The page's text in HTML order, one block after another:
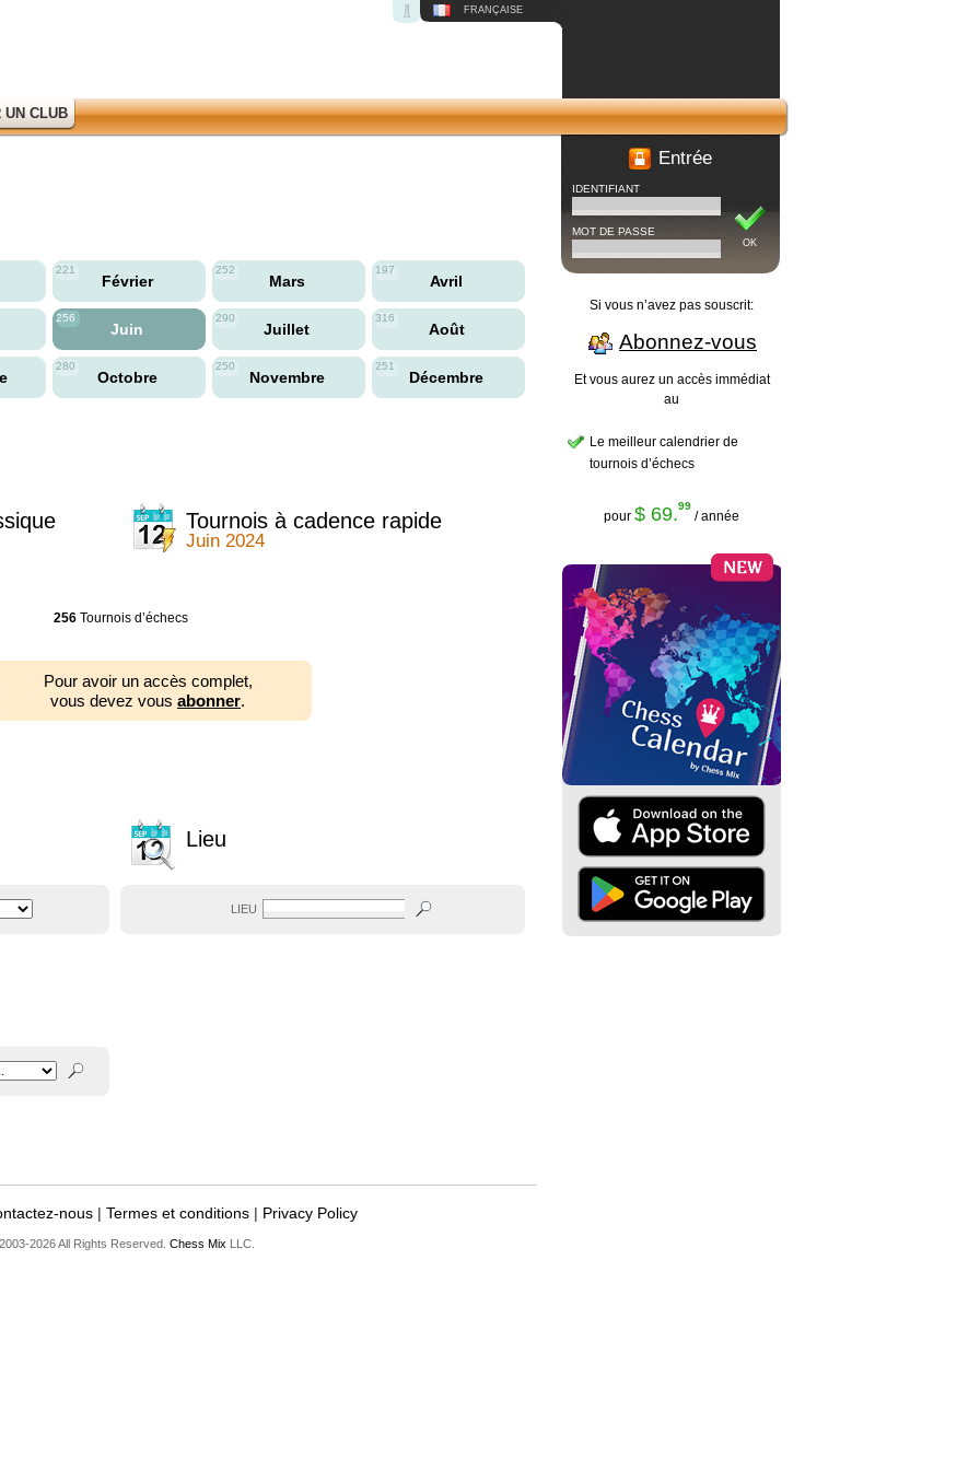
FRANÇAISE
UN CLUB
221
Février
252
Mars
197
Avril
256
Juin
290
Juillet
316
Août
280
Octobre
250
Novembre
251
Décembre
Tournois à cadence rapide
Juin 2024
256Tournois d’échecs
Pour avoir un accès complet,
vous devez vous abonner.
Lieu
LIEU
nous| Termes et conditions| Privacy Policy
2026 All Rights Reserved. Chess Mix LLC.
Entrée
OK
IDENTIFIANT
MOT DE PASSE
Si vous n’avez pas souscrit:
Abonnez-vous
Et vous aurez un accès immédiat
au
Le meilleur calendrier de
tournois d’échecs
pour $ 69.99
/ année